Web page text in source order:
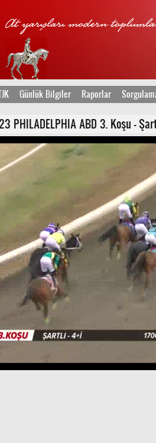
Günlük Bilgiler Raporlar
PHILADELPHIA ABD 3. Koşu -